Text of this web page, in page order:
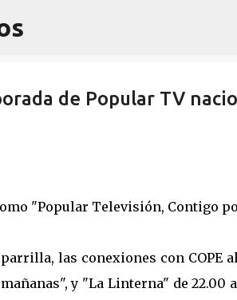
de Popular TV
"Popular Televisión, Contigo
las conexiones con COPE
y "La Linterna" de